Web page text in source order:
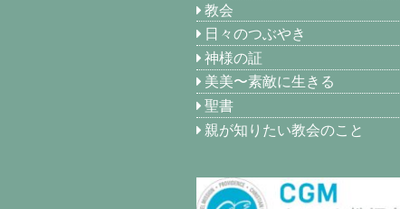
教会
日々のつぶやき
神様の証
美美〜素敵に生きる
聖書
親が知りたい教会のこと